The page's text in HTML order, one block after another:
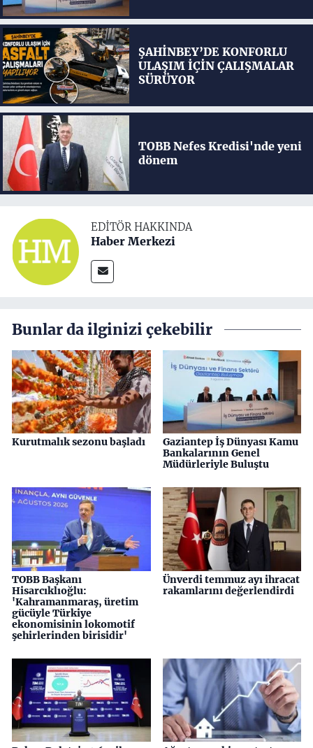
ŞAHİNBEY’DE KONFORLU
ULAŞIM İÇİN ÇALIŞMALAR
SÜRÜYOR
TOBB Nefes Kredisi'nde yeni
dönem
EDITÖR HAKKINDA
Haber Merkezi
Bunlar da ilginizi çekebilir
Kurutmalık sezonu başladı
Gaziantep İş Dünyası Kamu
Bankalarının Genel
Müdürleriyle Buluştu
TOBB Başkanı
Hisarcıklıoğlu:
'Kahramanmaraş, üretim
gücüyle Türkiye
ekonomisinin lokomotif
şehirlerinden birisidir'
Ünverdi temmuz ayı ihracat
rakamlarını değerlendirdi